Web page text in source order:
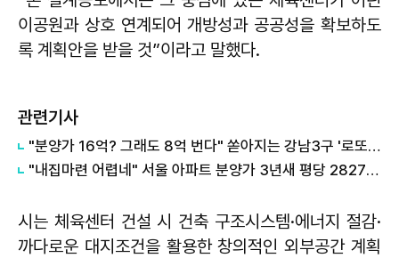
이공원과 상호 연계되어 개방성과 공공성을 확보하도
록 계획안을 받을 것”이라고 말했다.
관련기사
"분양가 16억? 그래도 8억 번다" 쏟아지는 강남3구 '로또청약'...당첨 커트라인은?
"내집마련 어렵네" 서울 아파트 분양가 3년새 평당 2827만→3707만원
시는 체육센터 건설 시 건축 구조시스템·에너지 절감·
까다로운 대지조건을 활용한 창의적인 외부공간 계획